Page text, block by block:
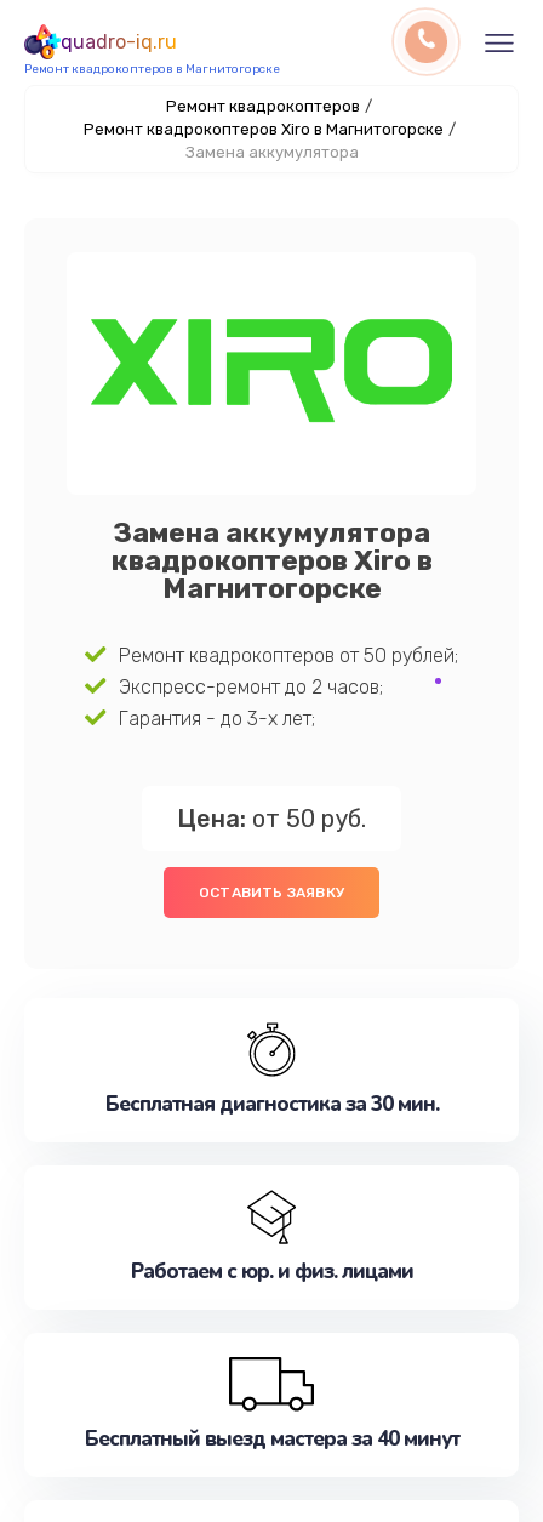
quadro-iq.ru
Ремонт квадрокоптеров в Магнитогорске
Ремонт квадрокоптеров /
Ремонт квадрокоптеров Xiro в Магнитогорске /
Замена аккумулятора
Замена аккумулятора
квадрокоптеров Xiro в
Магнитогорске
Ремонт квадрокоптеров от 50 рублей;
Экспресс-ремонт до 2 часов;
Гарантия - до 3-х лет;
Цена: от 50 руб.
ОСТАВИТЬ ЗАЯВКУ
Бесплатная диагностика за 30 мин.
Работаем с юр. и физ. лицами
Бесплатный выезд мастера за 40 минут